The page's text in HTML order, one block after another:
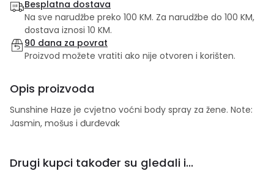
Besplatna dostava
Na sve narudžbe preko 100 KM. Za narudžbe do 100 KM,
dostava iznosi 10 KM.
90 dana za povrat
Proizvod možete vratiti ako nije otvoren i korišten.
Opis proizvoda
Sunshine Haze je cvjetno voćni body spray za žene. Note:
Drugi kupci također su gledali i...